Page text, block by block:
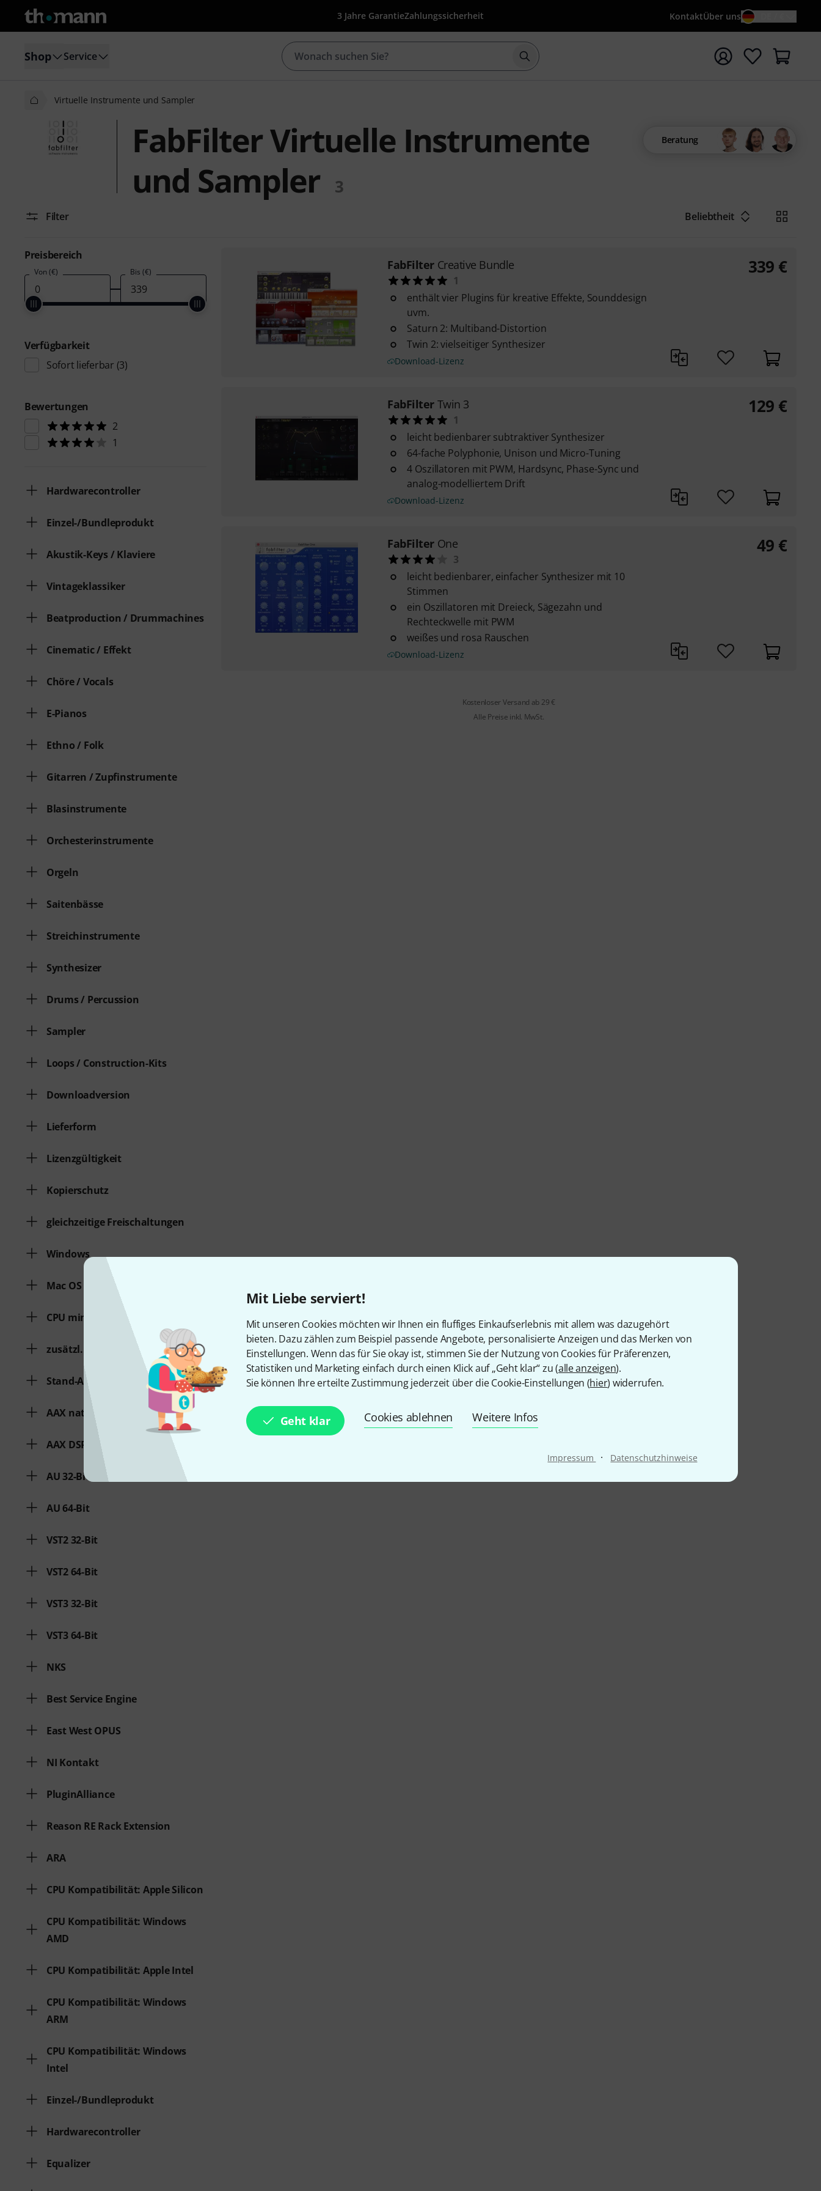
Mit Liebe serviert!
Mit unseren Cookies möchten wir Ihnen ein fluffiges Einkaufserlebnis mit allem was dazugehört
bieten. Dazu zählen zum Beispiel passende Angebote, personalisierte Anzeigen und das Merken von
Einstellungen. Wenn das für Sie okay ist, stimmen Sie der Nutzung von Cookies für Präferenzen,
Statistiken und Marketing einfach durch einen Klick auf „Geht klar“ zu (alle anzeigen).
Sie können Ihre erteilte Zustimmung jederzeit über die Cookie-Einstellungen (hier) widerrufen.
Geht klar Cookies ablehnen Weitere Infos
Impressum · Datenschutzhinweise
3 Jahre GarantieZahlungssicherheit KontaktÜber uns
Shop Service Suche mit Suchwort {searchTerm} starten
Virtuelle Instrumente und Sampler
FabFilter Virtuelle Instrumente
und Sampler
3
Beratung
Filter Beliebtheit
Preisbereich
Von (€) Bis (€)
Verfügbarkeit
Sofort lieferbar (3)
Bewertungen
2
1
Hardwarecontroller
Einzel-/Bundleprodukt
Akustik-Keys / Klaviere
Vintageklassiker
Beatproduction / Drummachines
Cinematic / Effekt
Chöre / Vocals
E-Pianos
Ethno / Folk
Gitarren / Zupfinstrumente
Blasinstrumente
Orchesterinstrumente
Orgeln
Saitenbässe
Streichinstrumente
Synthesizer
Drums / Percussion
Sampler
Loops / Construction-Kits
Downloadversion
Lieferform
Lizenzgültigkeit
Kopierschutz
gleichzeitige Freischaltungen
Windows
Mac OS (64 Bit)
CPU min.
zusätzl. Systemvoraussetzungen
Stand-Alone-Software
AAX native 64-Bit
AAX DSP 64-Bit
AU 32-Bit
AU 64-Bit
VST2 32-Bit
VST2 64-Bit
VST3 32-Bit
VST3 64-Bit
NKS
Best Service Engine
East West OPUS
NI Kontakt
PluginAlliance
Reason RE Rack Extension
ARA
CPU Kompatibilität: Apple Silicon
CPU Kompatibilität: Windows
AMD
CPU Kompatibilität: Apple Intel
CPU Kompatibilität: Windows
ARM
CPU Kompatibilität: Windows
Intel
Einzel-/Bundleprodukt
Hardwarecontroller
Equalizer
FabFilter Creative Bundle
1
enthält vier Plugins für kreative Effekte, Sounddesign
uvm.
Saturn 2: Multiband-Distortion
Twin 2: vielseitiger Synthesizer
Download-Lizenz
339 €
FabFilter Twin 3
1
leicht bedienbarer subtraktiver Synthesizer
64-fache Polyphonie, Unison und Micro-Tuning
4 Oszillatoren mit PWM, Hardsync, Phase-Sync und
analog-modelliertem Drift
Download-Lizenz
129 €
FabFilter One
3
leicht bedienbarer, einfacher Synthesizer mit 10
Stimmen
ein Oszillatoren mit Dreieck, Sägezahn und
Rechteckwelle mit PWM
weißes und rosa Rauschen
Download-Lizenz
49 €
Kostenloser Versand ab 29 €
Alle Preise inkl. MwSt.